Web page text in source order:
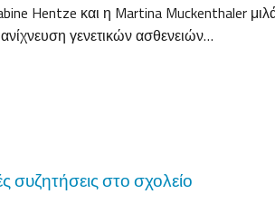
Hentze και η Martina Muckenthaler
γενετικών ασθενειών…
συζητήσεις στο σχολείο